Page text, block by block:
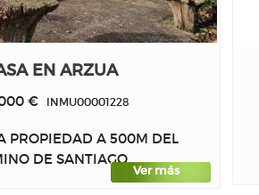
EN ARZUA
€ INMU00001228
PROPIEDAD A 500M DEL
DE SANTIAGO
Ver más